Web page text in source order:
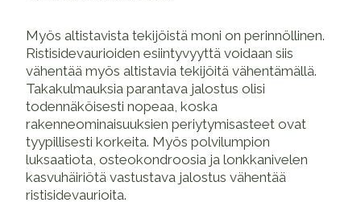
Myös altistavista tekijöistä moni on perinnöllinen.
Ristisidevaurioiden esiintyvyyttä voidaan siis
vähentää myös altistavia tekijöitä vähentämällä.
Takakulmauksia parantava jalostus olisi
todennäköisesti nopeaa, koska
rakenneominaisuuksien periytymisasteet ovat
tyypillisesti korkeita. Myös polvilumpion
luksaatiota, osteokondroosia ja lonkkanivelen
kasvuhäiriötä vastustava jalostus vähentää
ristisidevaurioita.